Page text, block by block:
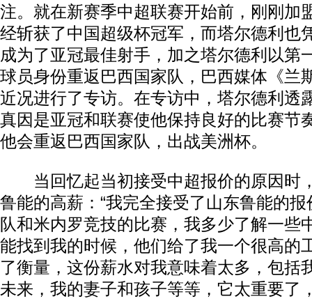
注。就在新赛季中超联赛开始前，刚刚加
经斩获了中国超级杯冠军，而塔尔德利也
成为了亚冠最佳射手，加之塔尔德利以第
球员身份重返巴西国家队，巴西媒体《兰
近况进行了专访。在专访中，塔尔德利透
真因是亚冠和联赛使他保持良好的比赛节
他会重返巴西国家队，出战美洲杯。
当回忆起当初接受中超报价的原因时
鲁能的高薪：“我完全接受了山东鲁能的
队和米内罗竞技的比赛，我多少了解一些
能找到我的时候，他们给了我一个很高的
了衡量，这份薪水对我意味着太多，包括
未来，我的妻子和孩子等等，它太重要了